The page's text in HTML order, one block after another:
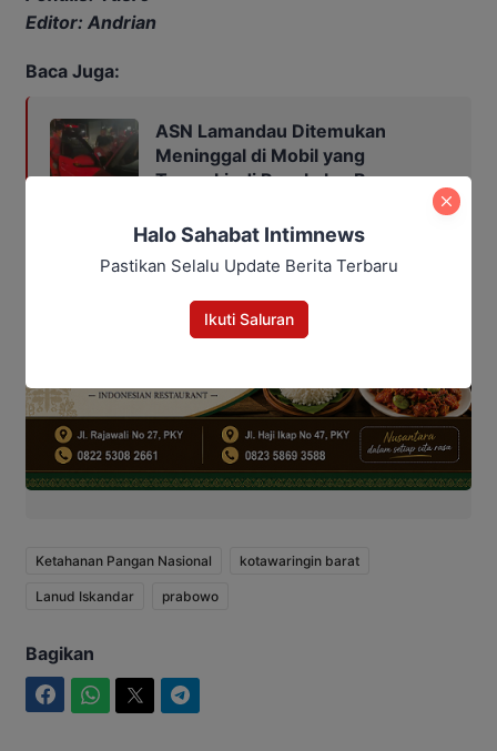
Editor: Andrian
Baca Juga:
ASN Lamandau Ditemukan
Meninggal di Mobil yang
Terparkir di Pangkalan Bun
Ketahanan Pangan Nasional kotawaringin barat
Lanud Iskandar prabowo
Bagikan
Halo Sahabat Intimnews
Pastikan Selalu Update Berita Terbaru
Ikuti Saluran